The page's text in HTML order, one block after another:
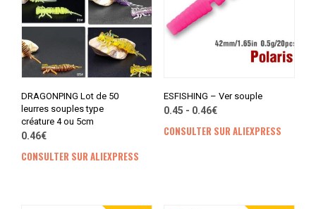
DRAGONPING Lot de 50
leurres souples type
créature 4 ou 5cm
0.46€
CONSULTER SUR ALIEXPRESS
ESFISHING – Ver souple
0.45 - 0.46€
CONSULTER SUR ALIEXPRESS